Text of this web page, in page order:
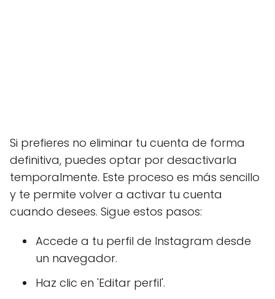
Si prefieres no eliminar tu cuenta de forma
definitiva, puedes optar por desactivarla
temporalmente. Este proceso es más sencillo
y te permite volver a activar tu cuenta
cuando desees. Sigue estos pasos:
Accede a tu perfil de Instagram desde
un navegador.
Haz clic en 'Editar perfil'.